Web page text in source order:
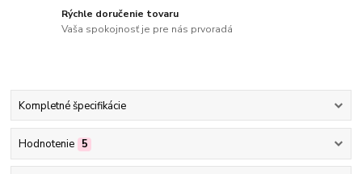
Rýchle doručenie tovaru
Vaša spokojnosť je pre nás prvoradá
Kompletné špecifikácie
Hodnotenie 5